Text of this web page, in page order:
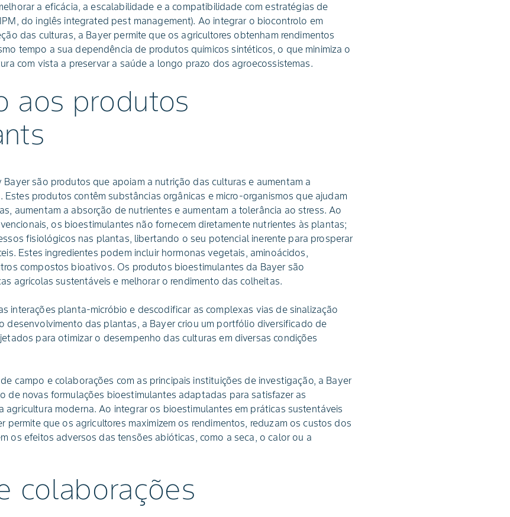
a eficácia, a escalabilidade e a compatibilidade com estratégias de
do inglês integrated pest management). Ao integrar o biocontrolo em
das culturas, a Bayer permite que os agricultores obtenham rendimentos
tempo a sua dependência de produtos químicos sintéticos, o que minimiza o
com vista a preservar a saúde a longo prazo dos agroecossistemas.
aos produtos
são produtos que apoiam a nutrição das culturas e aumentam a
Estes produtos contêm substâncias orgânicas e micro-organismos que ajudam
aumentam a absorção de nutrientes e aumentam a tolerância ao stress. Ao
os bioestimulantes não fornecem diretamente nutrientes às plantas;
fisiológicos nas plantas, libertando o seu potencial inerente para prosperar
Estes ingredientes podem incluir hormonas vegetais, aminoácidos,
compostos bioativos. Os produtos bioestimulantes da Bayer são
agrícolas sustentáveis e melhorar o rendimento das colheitas.
interações planta-micróbio e descodificar as complexas vias de sinalização
desenvolvimento das plantas, a Bayer criou um portfólio diversificado de
para otimizar o desempenho das culturas em diversas condições
campo e colaborações com as principais instituições de investigação, a Bayer
de novas formulações bioestimulantes adaptadas para satisfazer as
agricultura moderna. Ao integrar os bioestimulantes em práticas sustentáveis
permite que os agricultores maximizem os rendimentos, reduzam os custos dos
os efeitos adversos das tensões abióticas, como a seca, o calor ou a
colaborações